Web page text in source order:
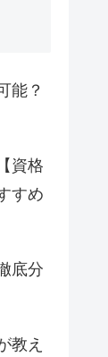
能？
資格
すめ
底分
教え